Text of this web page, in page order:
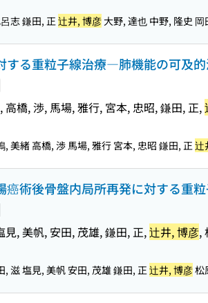
志 鎌田, 正辻井, 博彦 大野, 達也 中野, 隆史
する重粒子線治療―肺機能の可及
高橋, 渉, 馬場, 雅行, 宮本, 忠昭, 鎌田, 正,
, 美緒 高橋, 渉 馬場, 雅行 宮本, 忠昭 鎌田, 正辻
癌術後骨盤内局所再発に対する重
見, 美帆, 安田, 茂雄, 鎌田, 正,辻井, 博彦,
, 滋 塩見, 美帆 安田, 茂雄 鎌田, 正辻井, 博彦松